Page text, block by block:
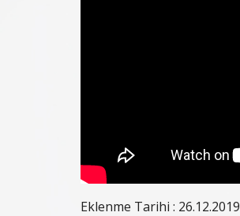
Eklenme Tarihi : 26.12.2019